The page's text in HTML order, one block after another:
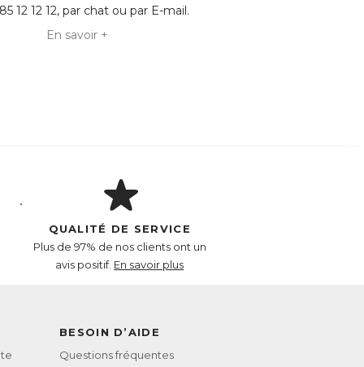
12 12 12, par chat ou par E-mail.
En savoir +
QUALITÉ DE SERVICE
Plus de 97% de nos clients ont un
avis positif. En savoir plus
BESOIN D’AIDE
Questions fréquentes